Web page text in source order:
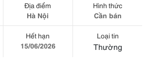
Địa điểm
Hà Nội
Hình thức
Cần bán
Hết hạn
15/06/2026
Loại tin
Thường